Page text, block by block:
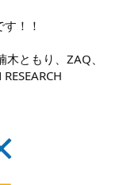
！！
ともり、ZAQ、